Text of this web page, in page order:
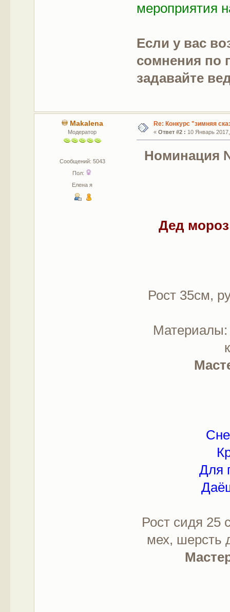
мероприятия
Если у вас
сомнения по
задавайте
Makalena
Модератор
Сообщений: 5043
Пол:
Елена я
Re: Конкурс "зимняя
« Ответ #2 : 10 Январь
Номинация
Дед
Рост 35см,
Материалы:
Для
Рост сидя 25
мех, шерсть